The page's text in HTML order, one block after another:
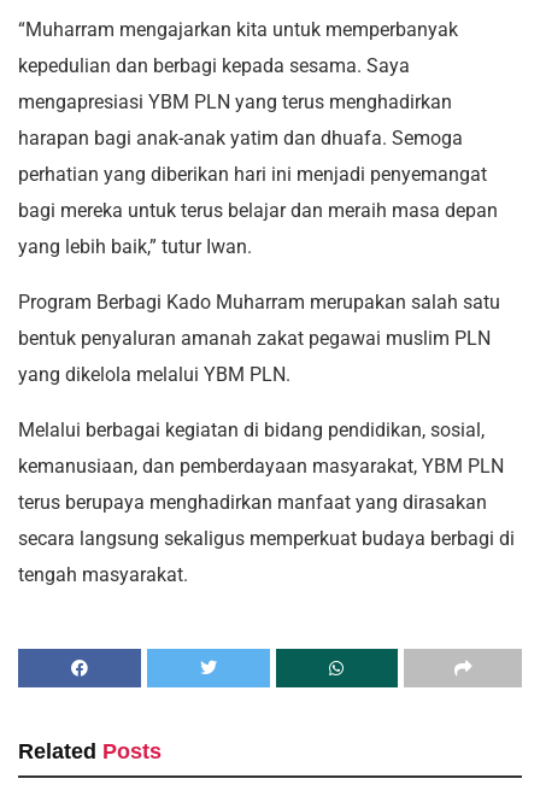
“Muharram mengajarkan kita untuk memperbanyak
kepedulian dan berbagi kepada sesama. Saya
mengapresiasi YBM PLN yang terus menghadirkan
harapan bagi anak-anak yatim dan dhuafa. Semoga
perhatian yang diberikan hari ini menjadi penyemangat
bagi mereka untuk terus belajar dan meraih masa depan
yang lebih baik,” tutur Iwan.
Program Berbagi Kado Muharram merupakan salah satu
bentuk penyaluran amanah zakat pegawai muslim PLN
yang dikelola melalui YBM PLN.
Melalui berbagai kegiatan di bidang pendidikan, sosial,
kemanusiaan, dan pemberdayaan masyarakat, YBM PLN
terus berupaya menghadirkan manfaat yang dirasakan
secara langsung sekaligus memperkuat budaya berbagi di
tengah masyarakat.
Related Posts